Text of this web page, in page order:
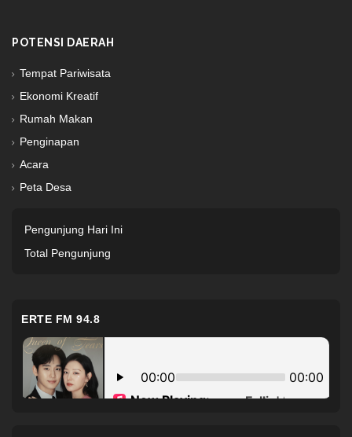
POTENSI DAERAH
Tempat Pariwisata
Ekonomi Kreatif
Rumah Makan
Penginapan
Acara
Peta Desa
Pengunjung Hari Ini
Total Pengunjung
ERTE FM 94.8